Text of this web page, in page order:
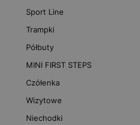
Sport Line
Trampki
Półbuty
MINI FIRST STEPS
Czółenka
Wizytowe
Niechodki